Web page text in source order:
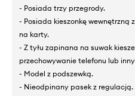
- Posiada trzy przegrody.
- Posiada kieszonkę wewnętrzną
na karty.
- Z tyłu zapinana na suwak
przechowywanie telefonu lub
- Model z podszewką.
- Nieodpinany pasek z regulacją.